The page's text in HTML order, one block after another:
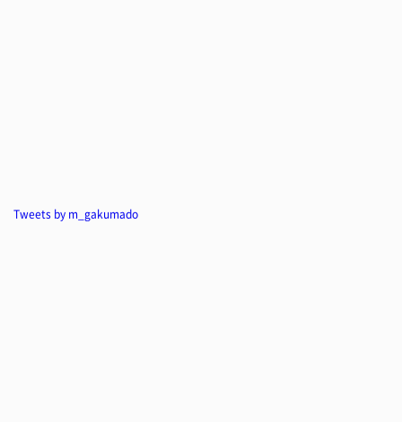
Tweets by m_gakumado